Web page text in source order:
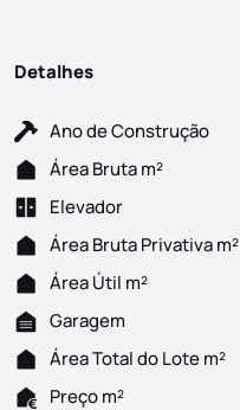
Detalhes
Ano de Construção
Área Bruta m²
Elevador
Área Bruta Privativa m²
Área Útil m²
Garagem
Área Total do Lote m²
Preço m²